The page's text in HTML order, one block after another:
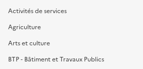
Activités de services
Agriculture
Arts et culture
BTP - Bâtiment et Travaux Publics